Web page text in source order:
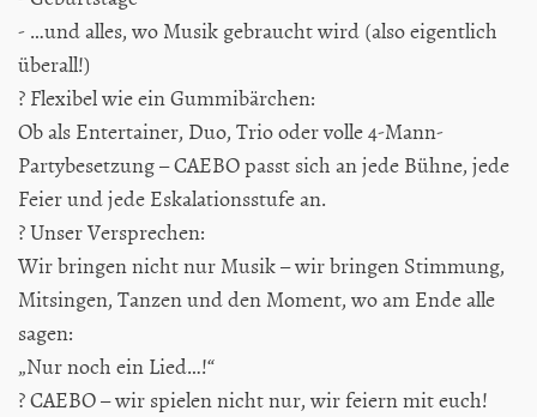
- …und alles, wo Musik gebraucht wird (also eigentlich
überall!)
? Flexibel wie ein Gummibärchen:
Ob als Entertainer, Duo, Trio oder volle 4-Mann-
Partybesetzung – CAEBO passt sich an jede Bühne, jede
Feier und jede Eskalationsstufe an.
? Unser Versprechen:
Wir bringen nicht nur Musik – wir bringen Stimmung,
Mitsingen, Tanzen und den Moment, wo am Ende alle
sagen:
„Nur noch ein Lied…!“
? CAEBO – wir spielen nicht nur, wir feiern mit euch!